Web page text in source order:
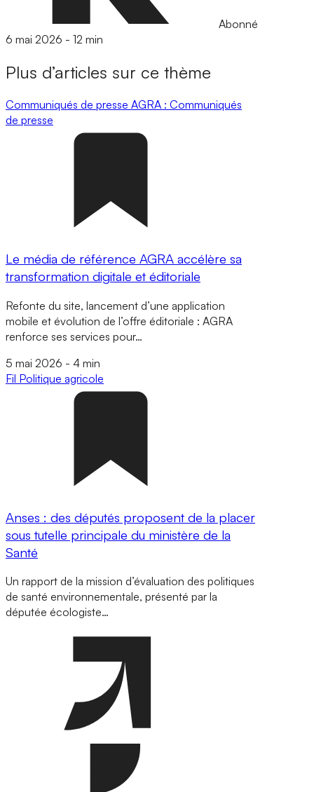
Abonné
6 mai 2026 - 12 min
Plus d’articles sur ce thème
Communiqués de presse AGRA : Communiqués
de presse
Le média de référence AGRA accélère sa
transformation digitale et éditoriale
Refonte du site, lancement d’une application
mobile et évolution de l’offre éditoriale : AGRA
renforce ses services pour…
5 mai 2026 - 4 min
Fil Politique agricole
Anses : des députés proposent de la placer
sous tutelle principale du ministère de la
Santé
Un rapport de la mission d’évaluation des politiques
de santé environnementale, présenté par la
députée écologiste…